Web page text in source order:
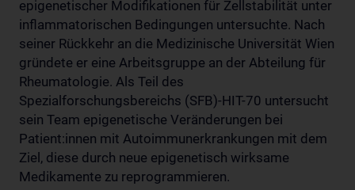
epigenetischer Modifikationen für Zellstabilität unter
inflammatorischen Bedingungen untersuchte. Nach
seiner Rückkehr an die Medizinische Universität Wien
gründete er eine Arbeitsgruppe an der Abteilung für
Rheumatologie. Als Teil des
Spezialforschungsbereichs (SFB)-HIT-70 untersucht
sein Team epigenetische Veränderungen bei
Patient:innen mit Autoimmunerkrankungen mit dem
Ziel, diese durch neue epigenetisch wirksame
Medikamente zu reprogrammieren.